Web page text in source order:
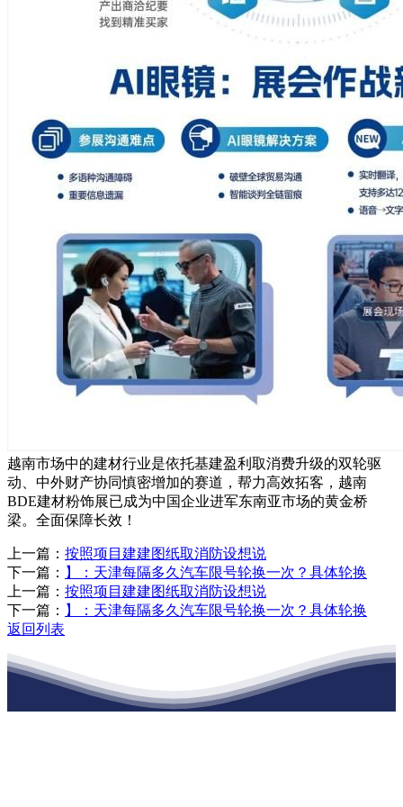
越南市场中的建材行业是依托基建盈利取消费升级的双轮驱
动、中外财产协同慎密增加的赛道，帮力高效拓客，越南
BDE建材粉饰展已成为中国企业进军东南亚市场的黄金桥
梁。全面保障长效！
上一篇： 按照项目建建图纸取消防设想说
下一篇： 】：天津每隔多久汽车限号轮换一次？具体轮换
上一篇： 按照项目建建图纸取消防设想说
下一篇： 】：天津每隔多久汽车限号轮换一次？具体轮换
返回列表